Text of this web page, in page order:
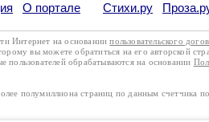
О портале Стихи.ру
Интернет на основаниипользовательского
вы можете обратиться на его авторской
пользователей обрабатываются на основании
полумиллиона страниц по данным счетчика